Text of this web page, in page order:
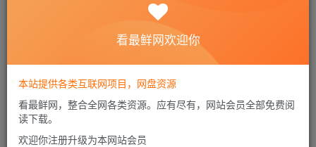
项目介绍
本次课程给大家带来的是，仅凭一部手机卖高考资料月入过
看最鲜网欢迎你
本站提供各类互联网项目，网盘资源
看最鲜网，整合全网各类资源。应有尽有，网站会员全部免费阅
读下载。
欢迎你注册升级为本网站会员